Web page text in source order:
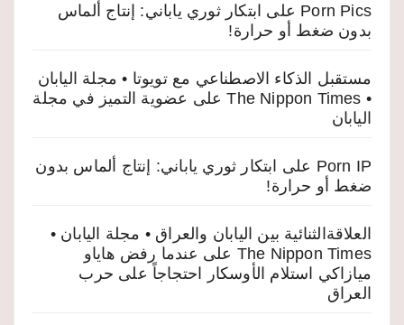
Porn Pics على ابتكار ثوري ياباني: إنتاج ألماس
بدون ضغط أو حرارة!
مستقبل الذكاء الاصطناعي مع تويوتا • مجلة اليابان
• The Nippon Times
على عضوية التميز في مجلة
اليابان
Porn IP على ابتكار ثوري ياباني: إنتاج ألماس بدون
ضغط أو حرارة!
العلاقةالثنائية بين اليابان والعراق • مجلة اليابان •
The Nippon Times على عندما رفض هاياو
ميازاكي استلام الأوسكار احتجاجاً على حرب
العراق